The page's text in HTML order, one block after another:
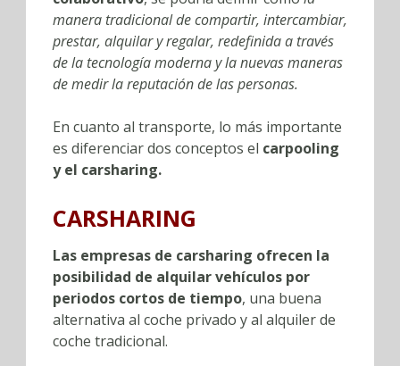
manera tradicional de compartir, intercambiar,
prestar, alquilar y regalar, redefinida a través
de la tecnología moderna y la nuevas maneras
de medir la reputación de las personas.
En cuanto al transporte, lo más importante
es diferenciar dos conceptos el carpooling
y el carsharing.
CARSHARING
Las empresas de carsharing ofrecen la
posibilidad de alquilar vehículos por
periodos cortos de tiempo, una buena
alternativa al coche privado y al alquiler de
coche tradicional.